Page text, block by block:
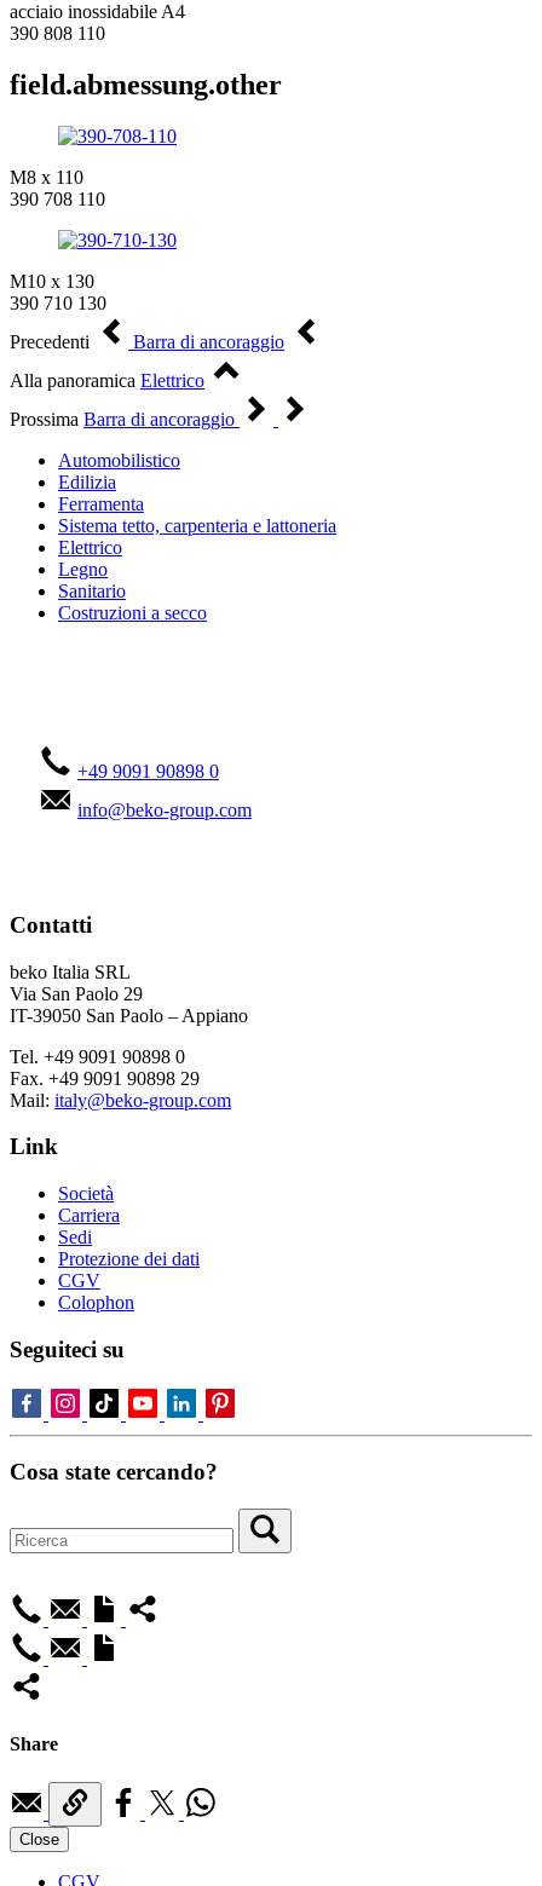
acciaio inossidabile A4
390 808 110
field.abmessung.other
M8 x 110
390 708 110
M10 x 130
390 710 130
Precedenti
Barra di ancoraggio
Alla panoramica Elettrico
Prossima Barra di ancoraggio
Automobilistico
Edilizia
Ferramenta
Sistema tetto, carpenteria e lattoneria
Elettrico
Legno
Sanitario
Costruzioni a secco
+49 9091 90898 0
info@beko-group.com
Contatti
beko Italia SRL
Via San Paolo 29
IT-39050 San Paolo – Appiano
Tel. +49 9091 90898 0
Fax. +49 9091 90898 29
Mail: italy@beko-group.com
Link
Società
Carriera
Sedi
Protezione dei dati
CGV
Colophon
Seguiteci su
Cosa state cercando?
Share
Close
CGV